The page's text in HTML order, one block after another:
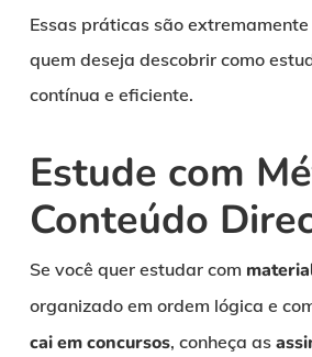
Essas práticas são
quem deseja descobrir como
contínua e eficiente.
Estude com
Conteúdo
Se você quer estudar com
organizado em ordem lógica e
cai em concursos, conheça as